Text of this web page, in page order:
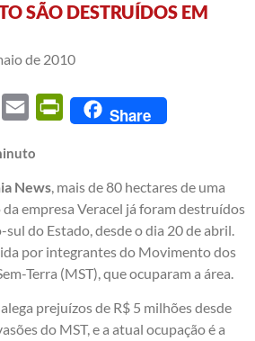
SÃO DESTRUÍDOS EM
de 2010
Twitter Email PrintFriendly
Share
News , mais de 80 hectares de uma
empresa Veracel já foram destruídos
do Estado, desde o dia 20 de abril.
por integrantes do Movimento dos
Terra (MST), que ocuparam a área.
prejuízos de R$ 5 milhões desde
do MST, e a atual ocupação é a